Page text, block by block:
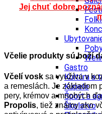
Gastro
Kultúra a
Kúpele
Šport a
Školstvo
Jej chuť dobre
Včelie produkty sú boží
Včelí vosk sa využíva v
a remeslách. Je základom
pery, krémov a mnohých
Propolis, tiež známy ako